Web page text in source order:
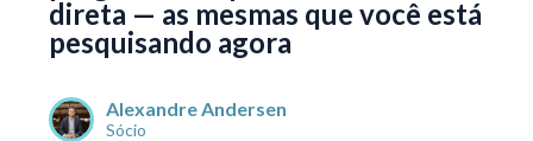
direta — as mesmas que você está
pesquisando agora
Alexandre Andersen
Sócio